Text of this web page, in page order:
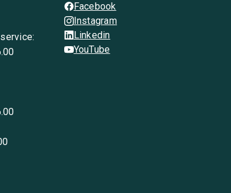
Facebook
Instagram
Linkedin
YouTube